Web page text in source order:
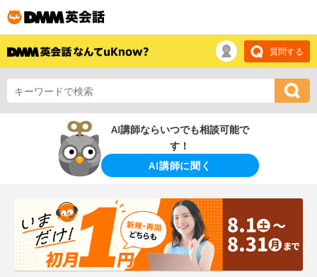
質問する
AI講師ならいつでも相談可能で
す！
AI講師に聞く